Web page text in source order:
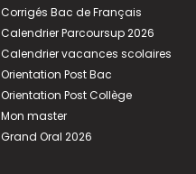
Corrigés Bac de Français
Calendrier Parcoursup 2026
Calendrier vacances scolaires
Orientation Post Bac
Orientation Post Collège
Mon master
Grand Oral 2026